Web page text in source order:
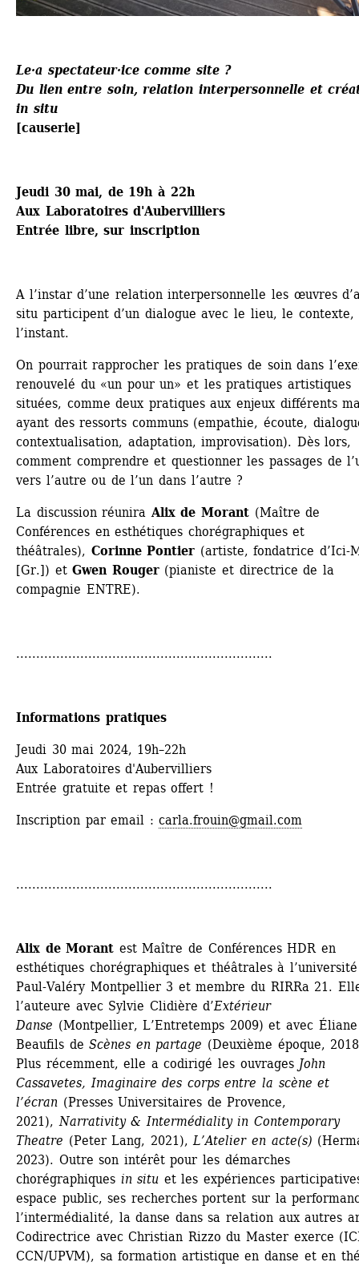
Le·a spectateur·ice comme site ?
Du lien entre soin, relation interpersonnelle et
in situ
[causerie]
Jeudi 30 mai, de 19h à 22h
Aux Laboratoires d'Aubervilliers
Entrée libre, sur inscription
A l’instar d’une relation interpersonnelle les œuvres
situ participent d’un dialogue avec le lieu, le contexte,
l’instant.
On pourrait rapprocher les pratiques de soin dans
renouvelé du «un pour un» et les pratiques artistiques
situées, comme deux pratiques aux enjeux différents
ayant des ressorts communs (empathie, écoute,
contextualisation, adaptation, improvisation). Dès lors,
comment comprendre et questionner les passages de
vers l’autre ou de l’un dans l’autre ?
La discussion réunira Alix de Morant (Maître de
Conférences en esthétiques chorégraphiques et
théâtrales), Corinne Pontier (artiste, fondatrice d’Ici-
[Gr.]) et Gwen Rouger(pianiste et directrice de la
compagnie ENTRE).
................................................................
Informations pratiques
Jeudi 30 mai 2024, 19h–22h
Aux Laboratoires d'Aubervilliers
Entrée gratuite et repas offert !
Inscription par email : carla.frouin@gmail.com
................................................................
Alix de Morant est Maître de Conférences HDR en
esthétiques chorégraphiques et théâtrales à l’université
Paul-Valéry Montpellier 3 et membre du RIRRa 21.
l’auteure avec Sylvie Clidière d’Extérieur
Danse (Montpellier, L’Entretemps 2009) et avec Éliane
Beaufils de Scènes en partage (Deuxième époque,
Plus récemment, elle a codirigé les ouvrages John
Cassavetes, Imaginaire des corps entre la scène et
l’écran (Presses Universitaires de Provence,
2021), Narrativity & Intermédiality in Contemporary
Theatre (Peter Lang, 2021), L’Atelier en acte(s)
2023). Outre son intérêt pour les démarches
chorégraphiques in situ et les expériences
espace public, ses recherches portent sur la
l’intermédialité, la danse dans sa relation aux autres
Codirectrice avec Christian Rizzo du Master exerce
CCN/UPVM), sa formation artistique en danse et en